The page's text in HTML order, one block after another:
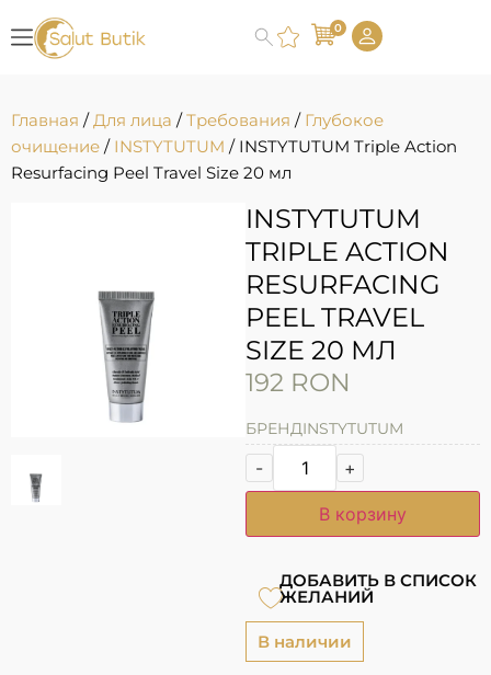
0
Главная /Для лица /Требования / Глубокое
очищение / INSTYTUTUM / INSTYTUTUM Triple Action
Resurfacing Peel Travel Size 20 мл
INSTYTUTUM
TRIPLE ACTION
RESURFACING
PEEL TRAVEL
SIZE 20 МЛ
192 RON
БРЕНДINSTYTUTUM
- +
В корзину
ДОБАВИТЬ В СПИСОК
ЖЕЛАНИЙ
В наличии